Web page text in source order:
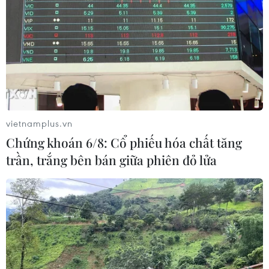
gian làm thủ tục
05/08/2026 07:17
Trung Quốc: Cảnh sát Hong Kong,
Macau triệt phá vụ lừa đảo đầu tư
Fun Coffee
05/08/2026 06:41
Afghanistan đối mặt khủng hoảng
lương thực nghiêm trọng do thiếu
hụt viện trợ
05/08/2026 06:41
Italy nâng báo động đỏ trên toàn bộ
vietnamplus.vn
Chứng khoán 6/8: Cổ phiếu hóa chất tăng
trần, trắng bên bán giữa phiên đỏ lửa